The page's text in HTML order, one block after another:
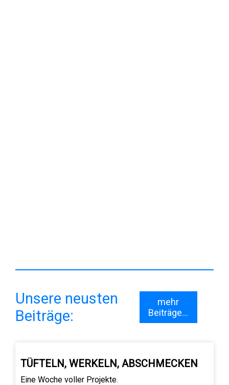
Unsere neusten
Beiträge:
mehr
Beiträge...
TÜFTELN, WERKELN, ABSCHMECKEN
Eine Woche voller Projekte.